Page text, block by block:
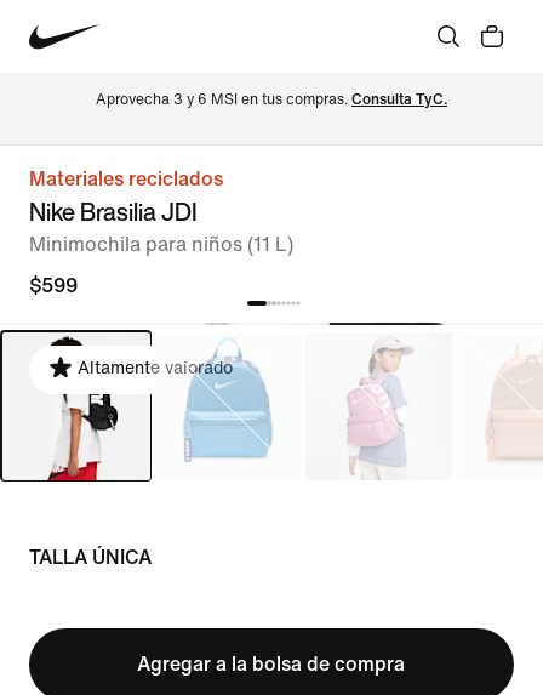
Aprovecha 3 y 6 MSI en tus compras. Consulta TyC.
Materiales reciclados
Nike Brasilia JDI
Minimochila para niños (11 L)
$599
Altamente valorado
TALLA ÚNICA
Agregar a la bolsa de compra